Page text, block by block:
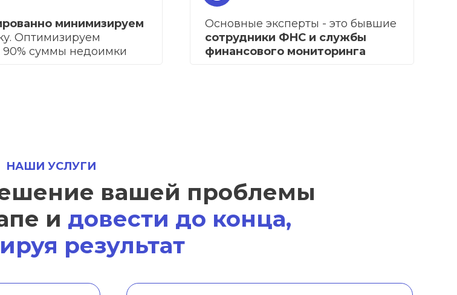
минимизируем
Оптимизируем
90% суммы недоимки
Основные эксперты - это бывшие
сотрудники ФНС и службы
финансового мониторинга
НАШИ УСЛУГИ
вашей проблемы
и довести до конца,
результат